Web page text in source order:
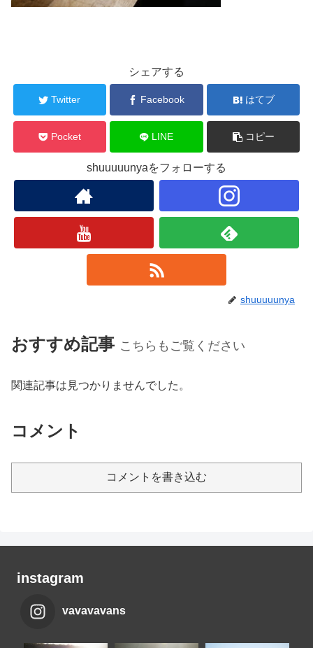
シェアする
Twitter Facebook はてブ
Pocket LINE コピー
shuuuuunyaをフォローする
shuuuuunya
おすすめ記事 こちらもご覧ください
関連記事は見つかりませんでした。
コメント
コメントを書き込む
instagram
vavavavans